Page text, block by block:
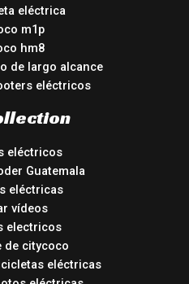
eléctrica
m1p
hm8
de largo alcance
eléctricos
eléctricos
Guatemala
eléctricas
vídeos
electricos
de citycoco
eléctricas